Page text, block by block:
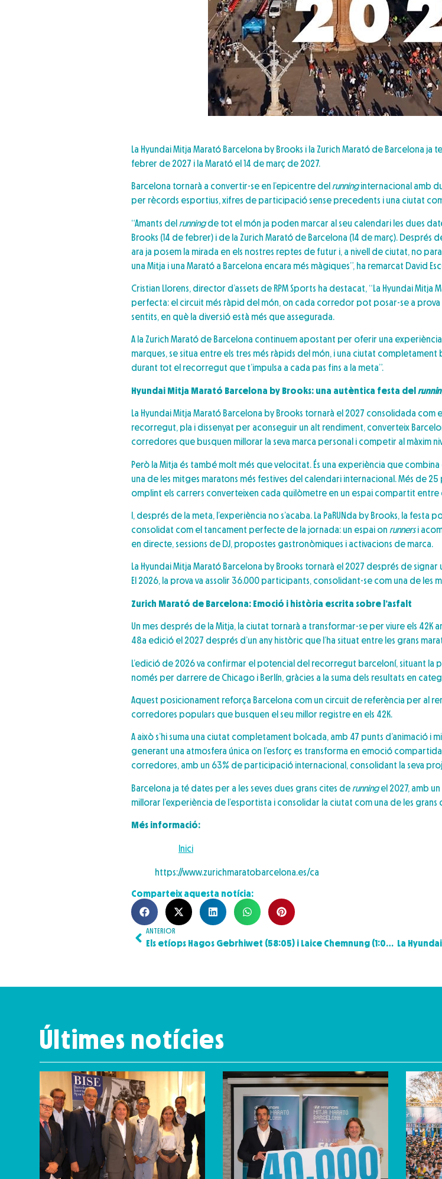
La Hyundai Mitja Marató Barcelona by Brooks i la Zurich Marató de Barcelona
febrer de 2027 i la Marató el 14 de març de 2027.
Barcelona tornarà a convertir-se en l’epicentre del runninginternacional amb
per rècords esportius, xifres de participació sense precedents i una ciutat
“Amants del runningde tot el món ja poden marcar al seu calendari les dues
Brooks (14 de febrer) i de la Zurich Marató de Barcelona (14 de març).
ara ja posem la mirada en els nostres reptes de futur i, a nivell de ciutat, no
una Mitja i una Marató a Barcelona encara més màgiques”, ha remarcat David
Cristian Llorens, director d’assets de RPM Sports ha destacat, “La Hyundai
perfecta: el circuit més ràpid del món, on cada corredor pot posar-se a
sentits, en què la diversió està més que assegurada.
A la Zurich Marató de Barcelona continuem apostant per oferir una
marques, se situa entre els tres més ràpids del món, i una ciutat
durant tot el recorregut que t’impulsa a cada pas fins a la meta”.
Hyundai Mitja Marató Barcelona by Brooks: una autèntica festa del
La Hyundai Mitja Marató Barcelona by Brooks tornarà el 2027 consolidada com
recorregut, pla i dissenyat per aconseguir un alt rendiment, converteix
corredores que busquen millorar la seva marca personal i competir al màxim
Però la Mitja és també molt més que velocitat. És una experiència que
una de les mitges maratons més festives del calendari internacional. Més de 25
omplint els carrers converteixen cada quilòmetre en un espai compartit
I, després de la meta, l’experiència no s’acaba. La PaRUNda by Brooks, la festa
consolidat com el tancament perfecte de la jornada: un espai on runnersi
en directe, sessions de DJ, propostes gastronòmiques i activacions de marca.
La Hyundai Mitja Marató Barcelona by Brooks tornarà el 2027 després de
El 2026, la prova va assolir 36.000 participants, consolidant-se com una de les
Zurich Marató de Barcelona: Emoció i història escrita sobre l’asfalt
Un mes després de la Mitja, la ciutat tornarà a transformar-se per viure els 42K
48a edició el 2027 després d’un any històric que l’ha situat entre les grans
L’edició de 2026 va confirmar el potencial del recorregut barceloní, situant la
només per darrere de Chicago i Berlín, gràcies a la suma dels resultats en
Aquest posicionament reforça Barcelona com un circuit de referència per al
corredores populars que busquen el seu millor registre en els 42K.
A això s’hi suma una ciutat completament bolcada, amb 47 punts d’animació
generant una atmosfera única on l’esforç es transforma en emoció
corredores, amb un 63% de participació internacional, consolidant la seva
Barcelona ja té dates per a les seves dues grans cites de runningel 2027, amb
millorar l’experiència de l’esportista i consolidar la ciutat com una de les
Més informació:
Inici
https://www.zurichmaratobarcelona.es/ca
Comparteix aquesta notícia:
ANTERIOR
Els etíops Hagos Gebrhiwet (58:05) i Laice Chemnung (1:04:00) guanyen una Hyundai Mitja Marató by Brooks marcada pel rècord de participació
Últimes notícies